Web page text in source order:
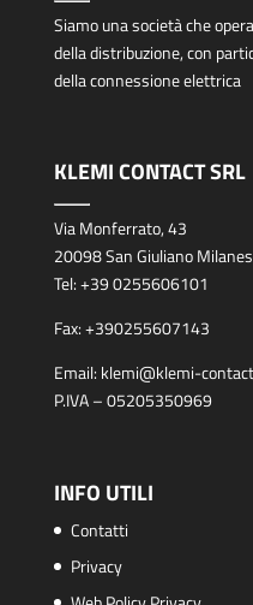
Siamo una società che
della distribuzione, con
della connessione elettrica
KLEMI CONTACT SRL
Via Monferrato, 43
20098 San Giuliano
Tel:+39 0255606101
Fax:+390255607143
Email: klemi@klemi-
P.IVA – 05205350969
INFO UTILI
Contatti
Privacy